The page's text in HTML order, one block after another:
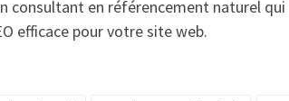
consultant en référencement naturel
efficace pour votre site web.